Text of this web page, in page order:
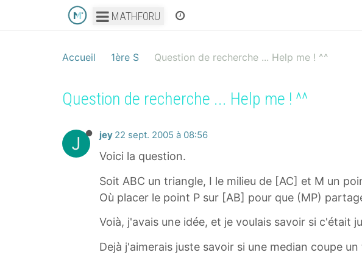
MATHFORU
Accueil 1ère S Question de recherche ... Help me ! ^^
Question de recherche ... Help me ! ^^
J jey 22 sept. 2005 à 08:56
Voici la question.
Soit ABC un triangle, I le milieu de [AC] et M un
Où placer le point P sur [AB] pour que (MP)
Voià, j'avais une idée, et je voulais savoir si c'était
Dejà j'aimerais juste savoir si une median coupe